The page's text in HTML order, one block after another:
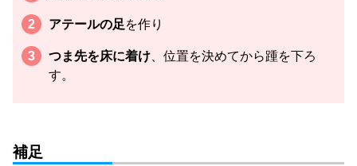
アテールの足を作り
つま先を床に着け 、位置を決めてから踵を下ろ
す。
補足